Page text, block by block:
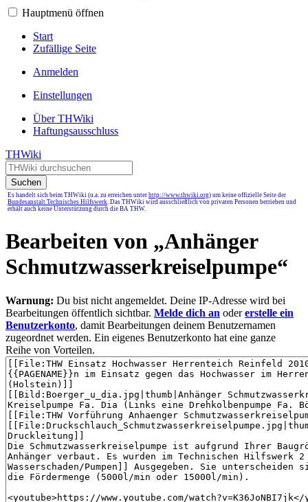
Hauptmenü öffnen
Start
Zufällige Seite
Anmelden
Einstellungen
Über THWiki
Haftungsausschluss
THWiki
Suchen
Es handelt sich beim THWiki (u.a. zu erreichen unter http://www.thwiki.org) um keine offizielle Seite der
Bundesanstalt Technisches Hilfswerk. Das THWiki wird ausschließlich von privaten Personen betrieben und
erhält auch keine Unterstützung durch die BA THW.
Bearbeiten von „Anhänger
Schmutzwasserkreiselpumpe“
Warnung: Du bist nicht angemeldet. Deine IP-Adresse wird bei
Bearbeitungen öffentlich sichtbar. Melde dich an odererstelle ein
Benutzerkonto, damit Bearbeitungen deinem Benutzernamen
zugeordnet werden. Ein eigenes Benutzerkonto hat eine ganze
Reihe von Vorteilen.